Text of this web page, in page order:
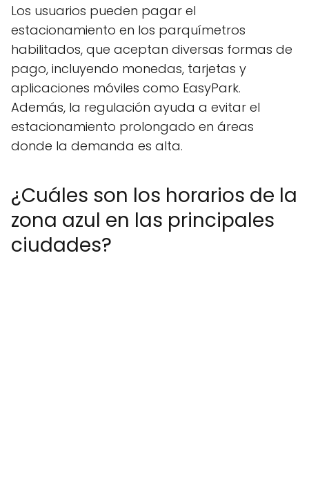
Los usuarios pueden pagar el
estacionamiento en los parquímetros
habilitados, que aceptan diversas formas de
pago, incluyendo monedas, tarjetas y
aplicaciones móviles como EasyPark.
Además, la regulación ayuda a evitar el
estacionamiento prolongado en áreas
donde la demanda es alta.
¿Cuáles son los horarios de la
zona azul en las principales
ciudades?